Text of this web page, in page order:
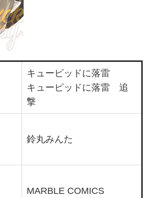
キューピッドに落雷
キューピッドに落雷 追
撃
鈴丸みんた
MARBLE COMICS